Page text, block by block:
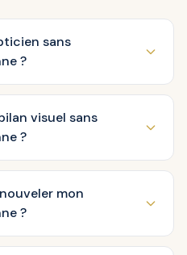
sans
?
visuel sans
?
mon
?